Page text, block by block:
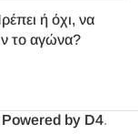
ή όχι, να
το αγώνα?
Powered by D4.